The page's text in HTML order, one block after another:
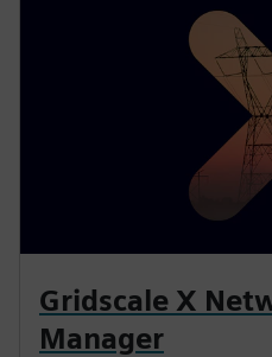
Gridscale X
Manager